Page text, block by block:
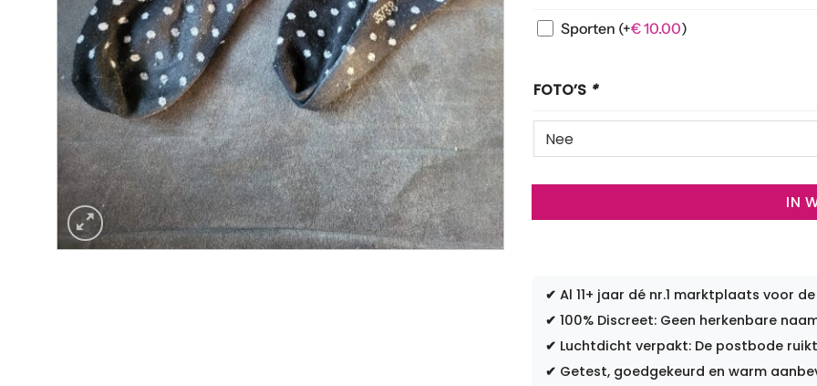
Sporten (+€10.00)
FOTO’S *
IN
✔ Al 11+ jaar dé nr.1 marktplaats voor
✔ 100% Discreet: Geen herkenbare
✔ Luchtdicht verpakt: De postbode
✔ Getest, goedgekeurd en warm